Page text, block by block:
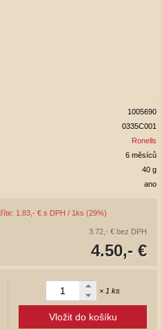
1005690
0335C001
Ronells
6 měsíců
40 g
ano
1.83,- € s DPH / 1ks (29%)
3.72,- € bez DPH
4.50,- €
× 1 ks
Vložit do košíku